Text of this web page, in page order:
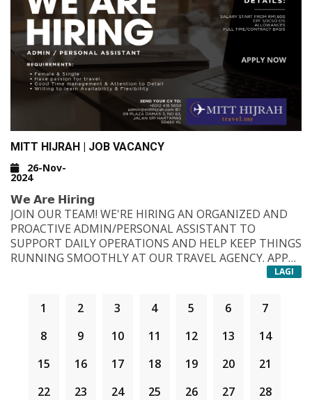
MITT HIJRAH | JOB VACANCY
26-Nov-
2024
𝗪𝗲 𝗔𝗿𝗲 𝗛𝗶𝗿𝗶𝗻𝗴
JOIN OUR TEAM! WE'RE HIRING AN ORGANIZED AND
PROACTIVE ADMIN/PERSONAL ASSISTANT TO
SUPPORT DAILY OPERATIONS AND HELP KEEP THINGS
RUNNING SMOOTHLY AT OUR TRAVEL AGENCY. APPLY
ADMIN@MITTHIJRAH.COM
LAGI
1 2 3 4 5 6
7
8
9 10 11 12 13
14
15
16 17 18 19 20
21
22
23 24 25 26 27
28